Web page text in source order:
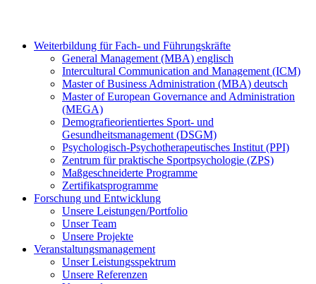
Weiterbildung für Fach- und Führungskräfte
General Management (MBA) englisch
Intercultural Communication and Management (ICM)
Master of Business Administration (MBA) deutsch
Master of European Governance and Administration
(MEGA)
Demografieorientiertes Sport- und
Gesundheitsmanagement (DSGM)
Psychologisch-Psychotherapeutisches Institut (PPI)
Zentrum für praktische Sportpsychologie (ZPS)
Maßgeschneiderte Programme
Zertifikatsprogramme
Forschung und Entwicklung
Unsere Leistungen/Portfolio
Unser Team
Unsere Projekte
Veranstaltungsmanagement
Unser Leistungsspektrum
Unsere Referenzen